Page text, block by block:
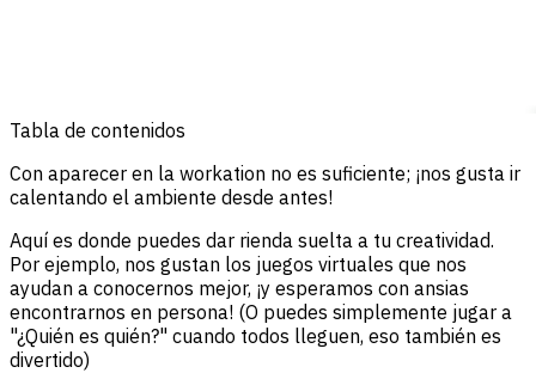
Tabla de contenidos
Con aparecer en la workation no es suficiente; ¡nos gusta ir
calentando el ambiente desde antes!
Aquí es donde puedes dar rienda suelta a tu creatividad.
Por ejemplo, nos gustan los juegos virtuales que nos
ayudan a conocernos mejor, ¡y esperamos con ansias
encontrarnos en persona! (O puedes simplemente jugar a
"¿Quién es quién?" cuando todos lleguen, eso también es
divertido)